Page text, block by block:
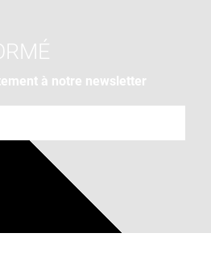
à notre newsletter